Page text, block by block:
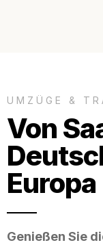
UMZÜGE &
Von
Europa
Genießen Sie